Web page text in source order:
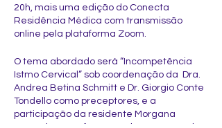
20h, mais uma edição do Conecta
Residência Médica com transmissão
online pela plataforma Zoom.
O tema abordado será “Incompetência
Istmo Cervical” sob coordenação da Dra.
Andrea Betina Schmitt e Dr. Giorgio Conte
Tondello como preceptores, e a
participação da residente Morgana